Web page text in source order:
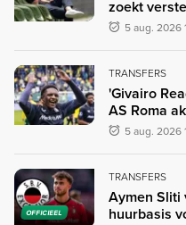
zoekt
5 aug. 2026
TRANSFERS
'Givairo
AS Roma
5 aug. 2026
OFFICIEEL
TRANSFERS
Aymen Sliti
huurbasis